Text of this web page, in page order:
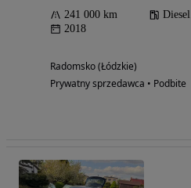
241 000 km Diesel
2018
Radomsko (Łódzkie)
Prywatny sprzedawca • Podbite